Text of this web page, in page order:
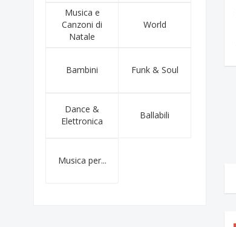
Musica e
Canzoni di
Natale
World
Bambini Funk & Soul
Dance &
Elettronica
Ballabili
Musica per...